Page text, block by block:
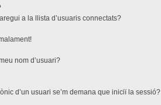
a la llista d’usuaris connectats?
nom d’usuari?
d’un usuari se’m demana que iniciï la sessió?